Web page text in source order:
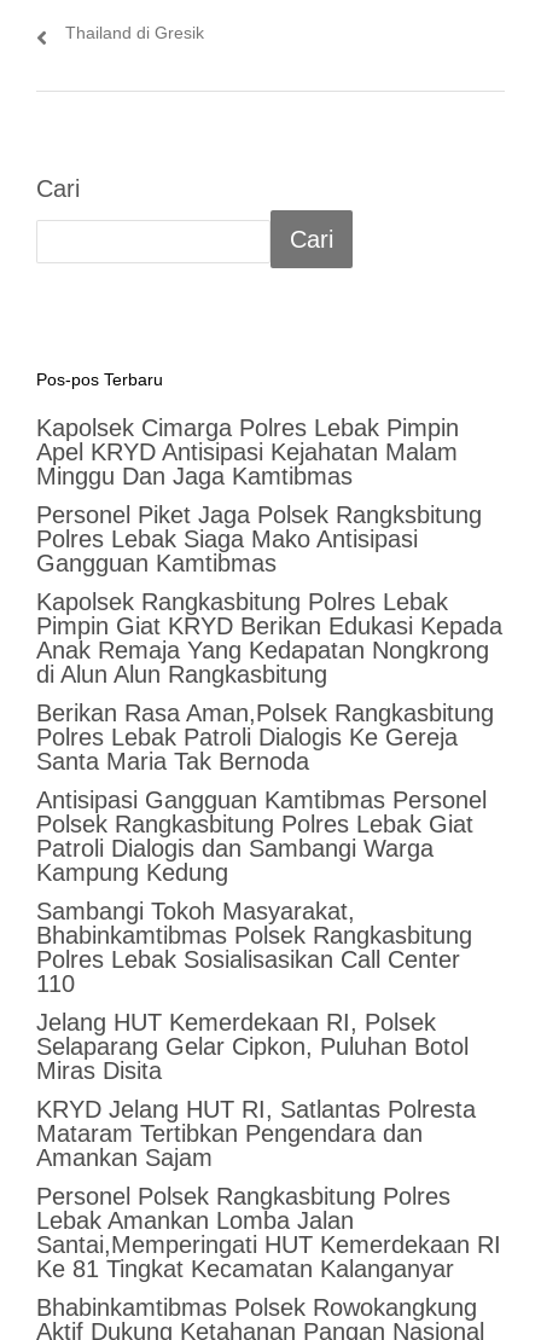
Thailand di Gresik
Cari
Cari
Pos-pos Terbaru
Kapolsek Cimarga Polres Lebak Pimpin
Apel KRYD Antisipasi Kejahatan Malam
Minggu Dan Jaga Kamtibmas
Personel Piket Jaga Polsek Rangksbitung
Polres Lebak Siaga Mako Antisipasi
Gangguan Kamtibmas
Kapolsek Rangkasbitung Polres Lebak
Pimpin Giat KRYD Berikan Edukasi Kepada
Anak Remaja Yang Kedapatan Nongkrong
di Alun Alun Rangkasbitung
Berikan Rasa Aman,Polsek Rangkasbitung
Polres Lebak Patroli Dialogis Ke Gereja
Santa Maria Tak Bernoda
Antisipasi Gangguan Kamtibmas Personel
Polsek Rangkasbitung Polres Lebak Giat
Patroli Dialogis dan Sambangi Warga
Kampung Kedung
Sambangi Tokoh Masyarakat,
Bhabinkamtibmas Polsek Rangkasbitung
Polres Lebak Sosialisasikan Call Center
110
Jelang HUT Kemerdekaan RI, Polsek
Selaparang Gelar Cipkon, Puluhan Botol
Miras Disita
KRYD Jelang HUT RI, Satlantas Polresta
Mataram Tertibkan Pengendara dan
Amankan Sajam
Personel Polsek Rangkasbitung Polres
Lebak Amankan Lomba Jalan
Santai,Memperingati HUT Kemerdekaan RI
Ke 81 Tingkat Kecamatan Kalanganyar
Bhabinkamtibmas Polsek Rowokangkung
Aktif Dukung Ketahanan Pangan Nasional